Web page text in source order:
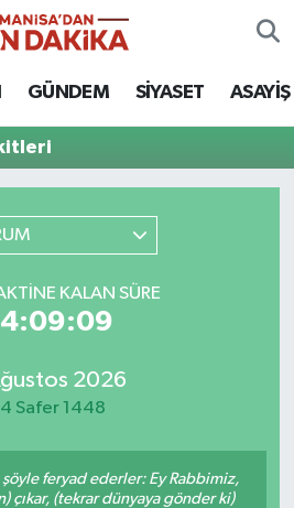
GÜNDEM SİYASET ASAYİŞ
KALAN SÜRE
2026
Safer 1448
feryad ederler: Ey Rabbimiz,
çıkar, (tekrar dünyaya gönder ki)